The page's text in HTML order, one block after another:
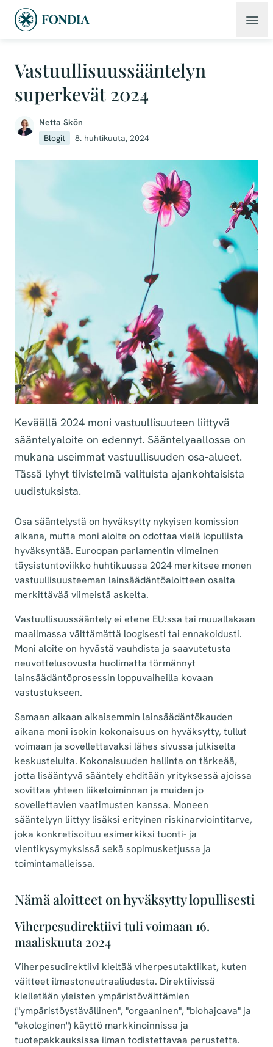
Vastuullisuussääntelyn
superkevät 2024
Netta Skön
Blogit
8. huhtikuuta, 2024
Keväällä 2024 moni vastuullisuuteen liittyvä
sääntelyaloite on edennyt. Sääntelyaallossa on
mukana useimmat vastuullisuuden osa-alueet.
Tässä lyhyt tiivistelmä valituista ajankohtaisista
uudistuksista.
Osa sääntelystä on hyväksytty nykyisen komission
aikana, mutta moni aloite on odottaa vielä lopullista
hyväksyntää. Euroopan parlamentin viimeinen
täysistuntoviikko huhtikuussa 2024 merkitsee monen
vastuullisuusteeman lainsäädäntöaloitteen osalta
merkittävää viimeistä askelta.
Vastuullisuussääntely ei etene EU:ssa tai muuallakaan
maailmassa välttämättä loogisesti tai ennakoidusti.
Moni aloite on hyvästä vauhdista ja saavutetusta
neuvottelusovusta huolimatta törmännyt
lainsäädäntöprosessin loppuvaiheilla kovaan
vastustukseen.
Samaan aikaan aikaisemmin lainsäädäntökauden
aikana moni isokin kokonaisuus on hyväksytty, tullut
voimaan ja sovellettavaksi lähes sivussa julkiselta
keskustelulta. Kokonaisuuden hallinta on tärkeää,
jotta lisääntyvä sääntely ehditään yrityksessä ajoissa
sovittaa yhteen liiketoiminnan ja muiden jo
sovellettavien vaatimusten kanssa. Moneen
sääntelyyn liittyy lisäksi erityinen riskinarviointitarve,
joka konkretisoituu esimerkiksi tuonti- ja
vientikysymyksissä sekä sopimusketjussa ja
toimintamalleissa.
Nämä aloitteet on hyväksytty lopullisesti
Viherpesudirektiivi tuli voimaan 16.
maaliskuuta 2024
Viherpesudirektiivi kieltää viherpesutaktiikat, kuten
väitteet ilmastoneutraaliudesta. Direktiivissä
kielletään yleisten ympäristöväittämien
("ympäristöystävällinen", "orgaaninen", "biohajoava" ja
"ekologinen") käyttö markkinoinnissa ja
tuotepakkauksissa ilman todistettavaa perustetta.